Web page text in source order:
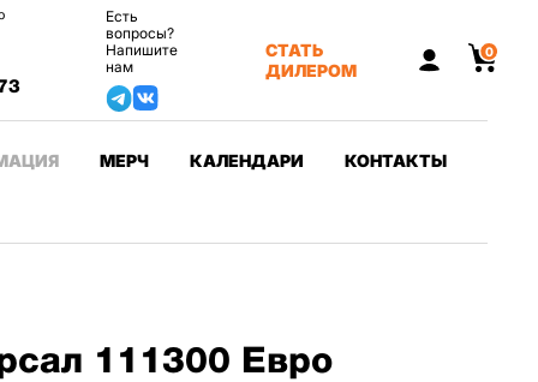
Есть
вопросы?
Напишите
нам
СТАТЬ
ДИЛЕРОМ
0
МЕРЧ КАЛЕНДАРИ КОНТАКТЫ
111300 Евро